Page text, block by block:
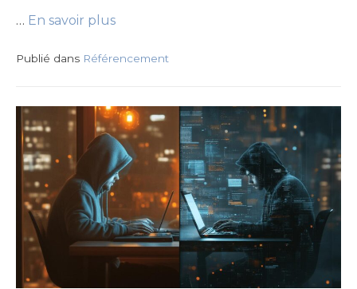
… En savoir plus
Publié dans Référencement